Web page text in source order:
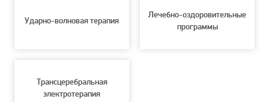
Ударно-волновая терапия
Лечебно-оздоровительные
программы
Трансцеребральная
электротерапия